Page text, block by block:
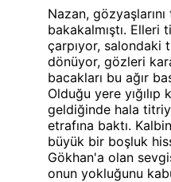
Nazan,
bakakalmıştı. Elleri
çarpıyor, salondaki
dönüyor, gözleri
bacakları bu ağır
Olduğu yere yığılıp
geldiğinde hala
etrafına baktı.
büyük bir boşluk
Gökhan'a olan
onun yokluğunu